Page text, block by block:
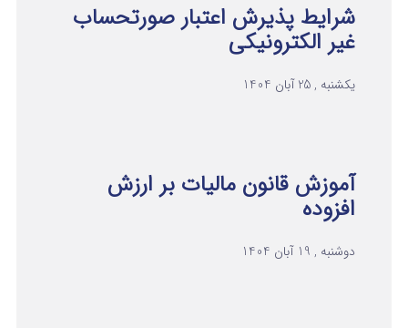
شرایط پذیرش اعتبار صورتحساب
غیر الکترونیکی
یکشنبه , 25 آبان 1404
آموزش قانون مالیات بر ارزش
افزوده
دوشنبه , 19 آبان 1404